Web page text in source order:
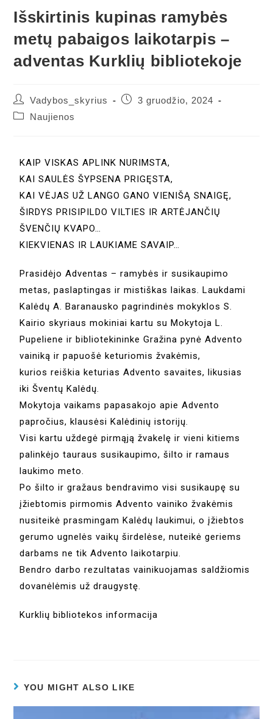
Išskirtinis kupinas ramybės
metų pabaigos laikotarpis –
adventas Kurklių bibliotekoje
Vadybos_skyrius
3 gruodžio, 2024
Naujienos
KAIP VISKAS APLINK NURIMSTA,
KAI SAULĖS ŠYPSENA PRIGĘSTA,
KAI VĖJAS UŽ LANGO GANO VIENIŠĄ SNAIGĘ,
ŠIRDYS PRISIPILDO VILTIES IR ARTĖJANČIŲ
ŠVENČIŲ KVAPO…
KIEKVIENAS IR LAUKIAME SAVAIP…
Prasidėjo Adventas – ramybės ir susikaupimo
metas, paslaptingas ir mistiškas laikas. Laukdami
Kalėdų A. Baranausko pagrindinės mokyklos S.
Kairio skyriaus mokiniai kartu su Mokytoja L.
Pupeliene ir bibliotekininke Gražina pynė Advento
vainiką ir papuošė keturiomis žvakėmis,
kurios reiškia keturias Advento savaites, likusias
iki Šventų Kalėdų.
Mokytoja vaikams papasakojo apie Advento
papročius, klausėsi Kalėdinių istorijų.
Visi kartu uždegė pirmąją žvakelę ir vieni kitiems
palinkėjo tauraus susikaupimo, šilto ir ramaus
laukimo meto.
Po šilto ir gražaus bendravimo visi susikaupę su
įžiebtomis pirmomis Advento vainiko žvakėmis
nusiteikė prasmingam Kalėdų laukimui, o įžiebtos
gerumo ugnelės vaikų širdelėse, nuteikė geriems
darbams ne tik Advento laikotarpiu.
Bendro darbo rezultatas vainikuojamas saldžiomis
dovanėlėmis už draugystę.
Kurklių bibliotekos informacija
YOU MIGHT ALSO LIKE